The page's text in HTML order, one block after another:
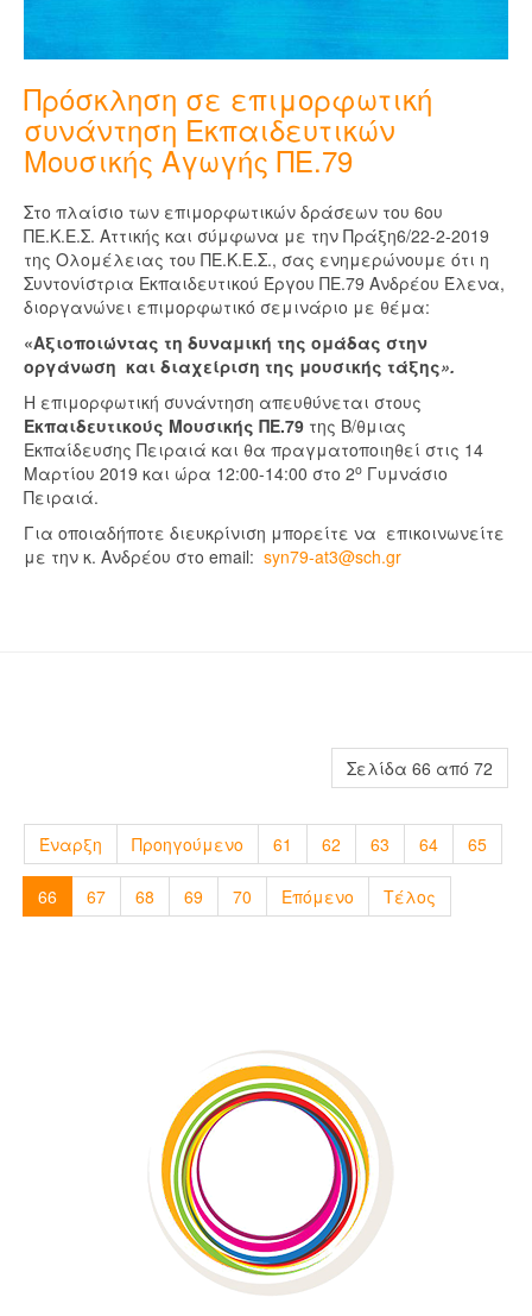
Πρόσκληση σε επιμορφωτική
συνάντηση Εκπαιδευτικών
Μουσικής Αγωγής ΠΕ.79
Στο πλαίσιο των επιμορφωτικών δράσεων του 6ου
ΠΕ.Κ.Ε.Σ. Αττικής και σύμφωνα με την Πράξη6/22-2-2019
της Ολομέλειας του ΠΕ.Κ.Ε.Σ., σας ενημερώνουμε ότι η
Συντονίστρια Εκπαιδευτικού Έργου ΠΕ.79 Ανδρέου Έλενα,
διοργανώνει επιμορφωτικό σεμινάριο με θέμα:
«Αξιοποιώντας τη δυναμική της ομάδας στην
οργάνωση και διαχείριση της μουσικής τάξης».
Η επιμορφωτική συνάντηση απευθύνεται στους
Εκπαιδευτικούς Μουσικής ΠΕ.79 της Β/θμιας
Εκπαίδευσης Πειραιά και θα πραγματοποιηθεί στις 14
Μαρτίου 2019 και ώρα 12:00-14:00 στο 2ο Γυμνάσιο
Πειραιά.
Για οποιαδήποτε διευκρίνιση μπορείτε να επικοινωνείτε
με την κ. Ανδρέου στο email: syn79-at3@sch.gr
Σελίδα 66 από 72
Έναρξη Προηγούμενο 61 62 63 64 65
66 67 68 69 70 Επόμενο Τέλος